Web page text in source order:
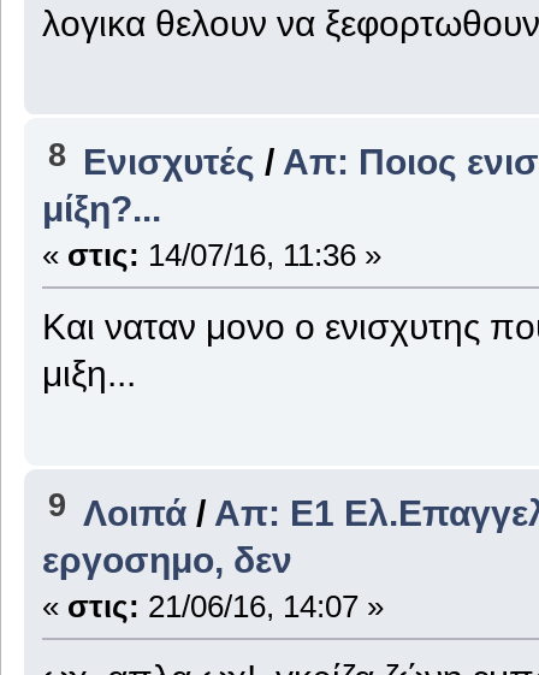
λογικα θελουν να
8 Ενισχυτές / Απ: Ποιος
μίξη?...
« στις: 14/07/16, 11:36 »
Και ναταν μονο ο ενισχυτης
μιξη...
9 Λοιπά / Απ: E1
εργοσημο, δεν
« στις: 21/06/16, 14:07 »